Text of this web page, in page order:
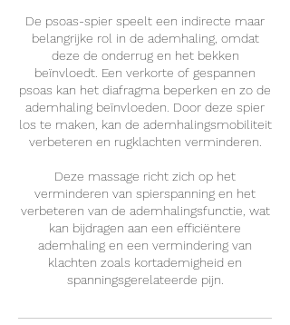
De psoas-spier speelt een indirecte maar
belangrijke rol in de ademhaling, omdat
deze de onderrug en het bekken
beïnvloedt. Een verkorte of gespannen
psoas kan het diafragma beperken en zo de
ademhaling beïnvloeden. Door deze spier
los te maken, kan de ademhalingsmobiliteit
verbeteren en rugklachten verminderen.
Deze massage richt zich op het
verminderen van spierspanning en het
verbeteren van de ademhalingsfunctie, wat
kan bijdragen aan een efficiëntere
ademhaling en een vermindering van
klachten zoals kortademigheid en
spanningsgerelateerde pijn.